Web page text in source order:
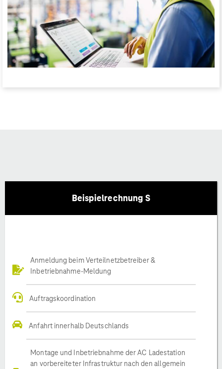
Beispielrechnung S
Anmeldung beim Verteilnetzbetreiber &
Inbetriebnahme-Meldung
Auftragskoordination
Anfahrt innerhalb Deutschlands
Montage und Inbetriebnahme der AC Ladestation
an vorbereiteter Infrastruktur nach den allgemein